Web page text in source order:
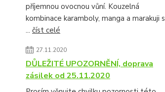
příjemnou ovocnou vůní. Kouzelná
kombinace karamboly, manga a marakuji s
... číst celé
27.11.2020
DŮLEŽITÉ UPOZORNĚNÍ, doprava
zásilek od 25.11.2020